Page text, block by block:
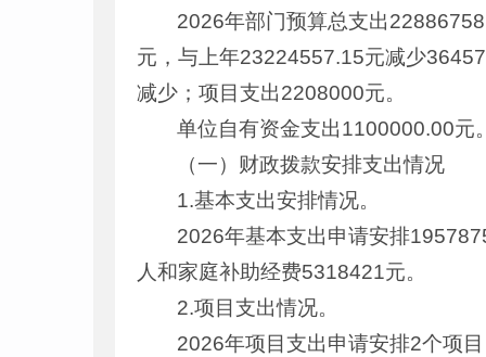
2026年部门预算总支出
元，与上年23224557.15元减少
减少；项目支出2208000元。
单位自有资金支出1100000.00元
（一）财政拨款安排支出情况
1.基本支出安排情况。
2026年基本支出申请安排
人和家庭补助经费5318421元。
2.项目支出情况。
2026年项目支出申请安排2个项